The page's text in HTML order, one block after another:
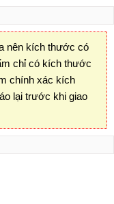
nên kích thước có
chỉ có kích thước
chính xác kích
lại trước khi giao